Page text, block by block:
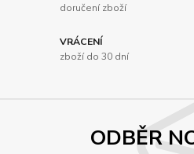
doručení zboží
VRÁCENÍ
zboží do 30 dní
ODBĚR